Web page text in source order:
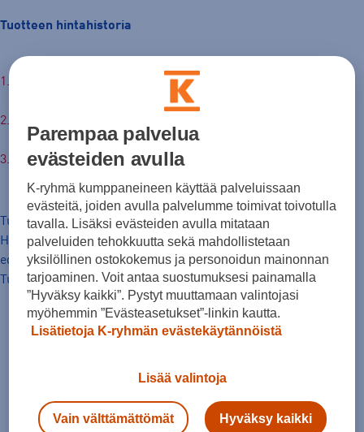
Tuotteen hintahistoria
Hinta verkossa
Normaalihinta: 200,00 €
Tuotteen hinta nyt
Hinta, jolla tavaraa on markkinoitu hinnanalennusta
edeltäneiden 30 päivän aikana.
Tuotteen normaalihinta
Parempaa palvelua
evästeiden avulla
K-ryhmä kumppaneineen käyttää palveluissaan
evästeitä, joiden avulla palvelumme toimivat toivotulla
tavalla. Lisäksi evästeiden avulla mitataan
palveluiden tehokkuutta sekä mahdollistetaan
yksilöllinen ostokokemus ja personoidun mainonnan
tarjoaminen. Voit antaa suostumuksesi painamalla
”Hyväksy kaikki”. Pystyt muuttamaan valintojasi
myöhemmin ”Evästeasetukset”-linkin kautta.
Lisätietoja K-ryhmän evästekäytännöistä
Lisää valintoja
Vain välttämättömät Hyväksy kaikki